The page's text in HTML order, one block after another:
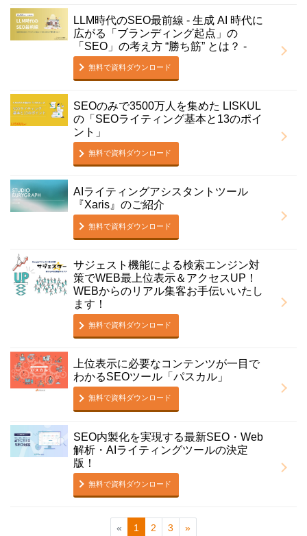
LLM時代のSEO最前線 - 生成 AI 時代に
広がる「ブランディング起点」の
「SEO」の考え方 “勝ち筋” とは？ -
無料で資料ダウンロード
SEOのみで3500万人を集めた LISKUL
の「SEOライティング基本と13のポイ
ント」
無料で資料ダウンロード
AIライティングアシスタントツール
『Xaris』のご紹介
無料で資料ダウンロード
サジェスト機能による検索エンジン対
策でWEB最上位表示＆アクセスUP！
WEBからのリアル集客お手伝いいたし
ます！
無料で資料ダウンロード
上位表示に必要なコンテンツが一目で
わかるSEOツール「パスカル」
無料で資料ダウンロード
SEO内製化を実現する最新SEO・Web
解析・AIライティングツールの決定
版！
無料で資料ダウンロード
« 1 2 3 »